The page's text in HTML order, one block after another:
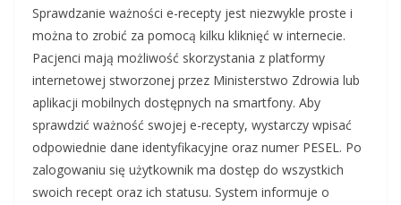
Sprawdzanie ważności e-recepty jest niezwykle proste i
można to zrobić za pomocą kilku kliknięć w internecie.
Pacjenci mają możliwość skorzystania z platformy
internetowej stworzonej przez Ministerstwo Zdrowia lub
aplikacji mobilnych dostępnych na smartfony. Aby
sprawdzić ważność swojej e-recepty, wystarczy wpisać
odpowiednie dane identyfikacyjne oraz numer PESEL. Po
zalogowaniu się użytkownik ma dostęp do wszystkich
swoich recept oraz ich statusu. System informuje o